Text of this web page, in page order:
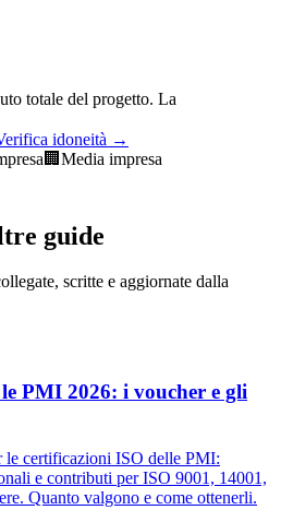
totale del progetto. La
idoneità →
🏢 Media impresa
guide
scritte e aggiornate dalla
PMI 2026: i voucher e gli
certificazioni ISO delle PMI:
e contributi per ISO 9001, 14001,
Quanto valgono e come ottenerli.